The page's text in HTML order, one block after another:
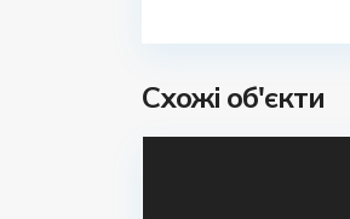
Схожі об'єкти